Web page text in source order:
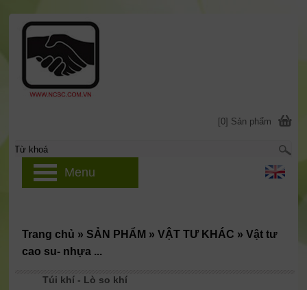
Túi khí - Lò so khí
Trang chủ » SẢN PHẨM » VẬT TƯ KHÁC » Vật tư
cao su- nhựa ...
[0] Sản phẩm
Menu